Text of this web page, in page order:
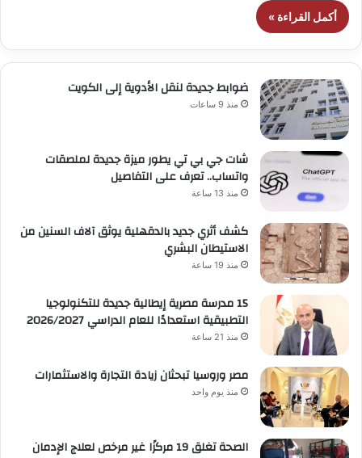
أكمل القراءة »
ضوابط جديدة لنقل الأدوية إلى الكويت
منذ 9 ساعات
شات جي بي تي يطور ميزة جديدة لملصقات
واتساب.. تعرف على التفاصيل
منذ 13 ساعة
كشف أثري جديد بالدقهلية يوثق آلاف السنين من
الاستيطان البشري
منذ 19 ساعة
15 مدرسة مصرية إيطالية جديدة للتكنولوجيا
التطبيقية استعدادًا للعام الدراسي 2026/2027
منذ 21 ساعة
مصر وروسيا تبحثان زيادة التجارة والاستثمارات
منذ يوم واحد
الصحة تغلق 19 مركزًا غير مرخص لعلاج الإدمان